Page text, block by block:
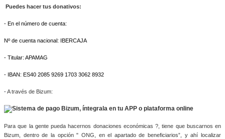
Puedes hacer tus donativos:
- En el número de cuenta:
Nº de cuenta nacional: IBERCAJA
- Titular: APAMAG
- IBAN: ES40 2085 9269 1703 3062 8932
-A través de Bizum:
Para que la gente pueda hacernos donaciones económicas ?, tiene que buscarnos en
Bizum, dentro de la opción " ONG, en el apartado de beneficiarios”, y ahí localizar